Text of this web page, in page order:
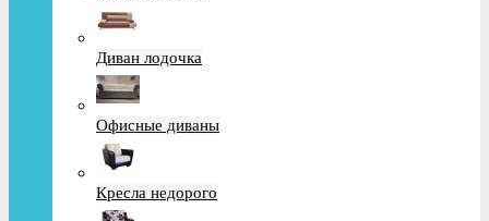
Диван лодочка
Офисные диваны
Кресла недорого